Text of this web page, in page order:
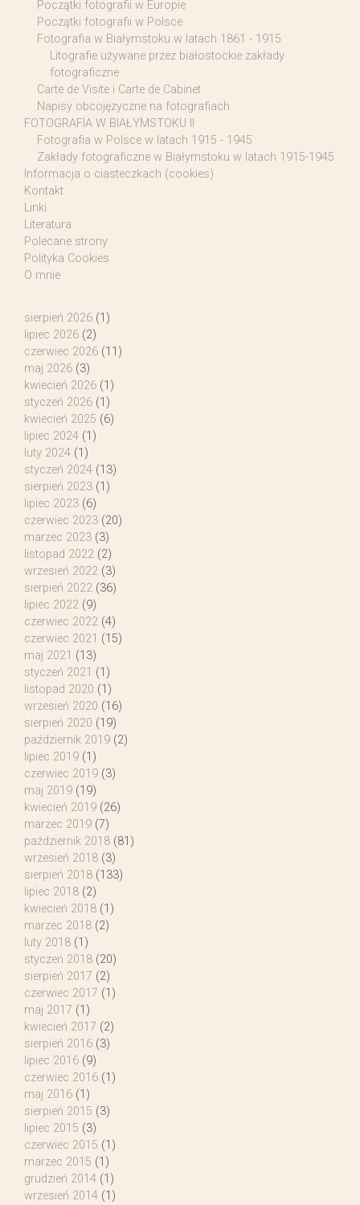
Początki fotografii w Europie
Początki fotografii w Polsce
Fotografia w Białymstoku w latach 1861 - 1915
Litografie używane przez białostockie zakłady
fotograficzne
Carte de Visite i Carte de Cabinet
Napisy obcojęzyczne na fotografiach
FOTOGRAFIA W BIAŁYMSTOKU II
Fotografia w Polsce w latach 1915 - 1945
Zakłady fotograficzne w Białymstoku w latach 1915-1945
Informacja o ciasteczkach (cookies)
Kontakt
Linki
Literatura
Polecane strony
Polityka Cookies
O mnie
sierpień 2026 (1)
lipiec 2026 (2)
czerwiec 2026 (11)
maj 2026 (3)
kwiecień 2026 (1)
styczeń 2026 (1)
kwiecień 2025 (6)
lipiec 2024 (1)
luty 2024 (1)
styczeń 2024 (13)
sierpień 2023 (1)
lipiec 2023 (6)
czerwiec 2023 (20)
marzec 2023 (3)
listopad 2022 (2)
wrzesień 2022 (3)
sierpień 2022 (36)
lipiec 2022 (9)
czerwiec 2022 (4)
czerwiec 2021 (15)
maj 2021 (13)
styczeń 2021 (1)
listopad 2020 (1)
wrzesień 2020 (16)
sierpień 2020 (19)
październik 2019 (2)
lipiec 2019 (1)
czerwiec 2019 (3)
maj 2019 (19)
kwiecień 2019 (26)
marzec 2019 (7)
październik 2018 (81)
wrzesień 2018 (3)
sierpień 2018 (133)
lipiec 2018 (2)
kwiecień 2018 (1)
marzec 2018 (2)
luty 2018 (1)
styczeń 2018 (20)
sierpień 2017 (2)
czerwiec 2017 (1)
maj 2017 (1)
kwiecień 2017 (2)
sierpień 2016 (3)
lipiec 2016 (9)
czerwiec 2016 (1)
maj 2016 (1)
sierpień 2015 (3)
lipiec 2015 (3)
czerwiec 2015 (1)
marzec 2015 (1)
grudzień 2014 (1)
wrzesień 2014 (1)